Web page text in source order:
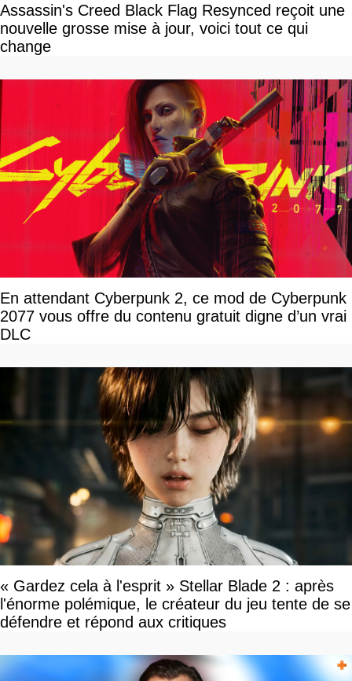
Assassin's Creed Black Flag Resynced reçoit une
nouvelle grosse mise à jour, voici tout ce qui
change
En attendant Cyberpunk 2, ce mod de Cyberpunk
2077 vous offre du contenu gratuit digne d’un vrai
DLC
« Gardez cela à l'esprit » Stellar Blade 2 : après
l'énorme polémique, le créateur du jeu tente de se
défendre et répond aux critiques